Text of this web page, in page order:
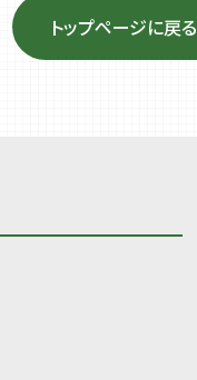
トップページに戻る